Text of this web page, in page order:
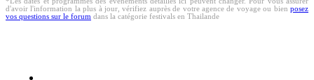
d'avoir l'information la plus à jour, vérifiez auprès de votre agence de voyage ou bien posez
vos questions sur le forum dans la catégorie festivals en Thailande